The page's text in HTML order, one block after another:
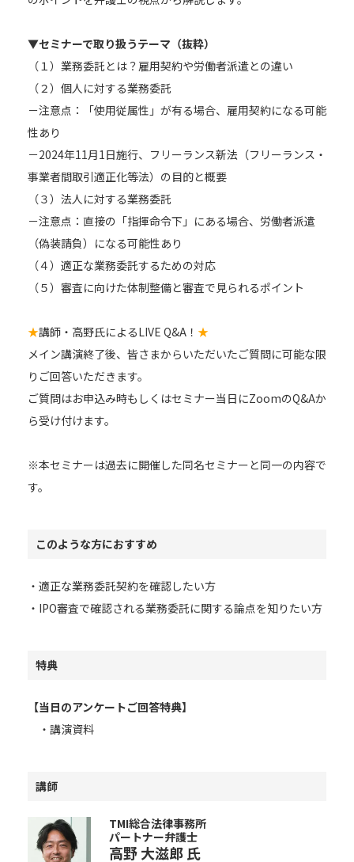
▼セミナーで取り扱うテーマ（抜粋）
（１）業務委託とは？雇用契約や労働者派遣との違い
（２）個人に対する業務委託
－注意点：「使用従属性」が有る場合、雇用契約になる可能
性あり
－2024年11月1日施行、フリーランス新法（フリーランス・
事業者間取引適正化等法）の目的と概要
（３）法人に対する業務委託
－注意点：直接の「指揮命令下」にある場合、労働者派遣
（偽装請負）になる可能性あり
（４）適正な業務委託するための対応
（５）審査に向けた体制整備と審査で見られるポイント
★講師・高野氏によるLIVE Q&A！ ★
メイン講演終了後、皆さまからいただいたご質問に可能な限
りご回答いただきます。
ご質問はお申込み時もしくはセミナー当日にZoomのQ&Aか
ら受け付けます。
※本セミナーは過去に開催した同名セミナーと同一の内容で
す。
このような方におすすめ
・適正な業務委託契約を確認したい方
・IPO審査で確認される業務委託に関する論点を知りたい方
特典
【当日のアンケートご回答特典】
・講演資料
講師
TMI総合法律事務所
パートナー弁護士
高野 大滋郎氏